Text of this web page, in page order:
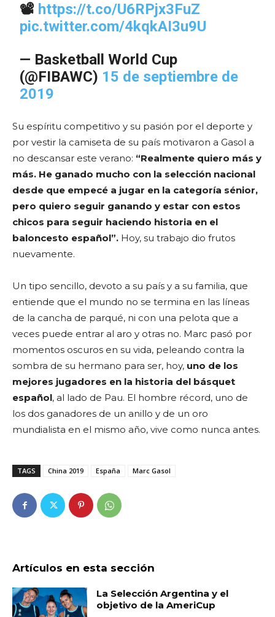
📽 https://t.co/U6RPjx3FuZ
pic.twitter.com/4kqkAI3u9U
— Basketball World Cup
(@FIBAWC) 15 de septiembre de
2019
Su espíritu competitivo y su pasión por el deporte y
por vestir la camiseta de su país motivaron a Gasol a
no descansar este verano: “Realmente quiero más y
más. He ganado mucho con la selección nacional
desde que empecé a jugar en la categoría sénior,
pero quiero seguir ganando y estar con estos
chicos para seguir haciendo historia en el
baloncesto español”. Hoy, su trabajo dio frutos
nuevamente.
Un tipo sencillo, devoto a su país y a su familia, que
entiende que el mundo no se termina en las líneas
de la cancha de parqué, ni con una pelota que a
veces puede entrar al aro y otras no. Marc pasó por
momentos oscuros en su vida, peleando contra la
sombra de su hermano para ser, hoy, uno de los
mejores jugadores en la historia del básquet
español, al lado de Pau. El hombre récord, uno de
los dos ganadores de un anillo y de un oro
mundialista en el mismo año, vive como nunca antes.
TAGS China 2019 España Marc Gasol
Artículos en esta sección
La Selección Argentina y el
objetivo de la AmeriCup